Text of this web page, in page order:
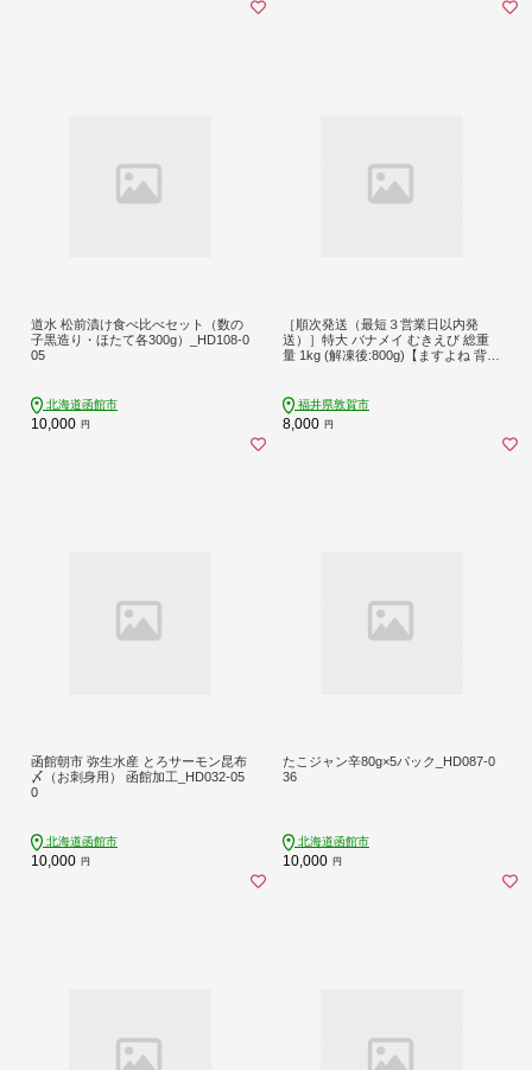
道水 松前漬け食べ比べセット（数の
子黒造り・ほたて各300g）_HD108-0
05
北海道函館市
10,000 円
［順次発送（最短３営業日以内発
送）］特大 バナメイ むきえび 総重
量 1kg (解凍後:800g)【ますよね 背ワ
福井県敦賀市
8,000 円
函館朝市 弥生水産 とろサーモン昆布
〆（お刺身用） 函館加工_HD032-05
0
北海道函館市
10,000 円
たこジャン辛80g×5パック_HD087-0
36
北海道函館市
10,000 円